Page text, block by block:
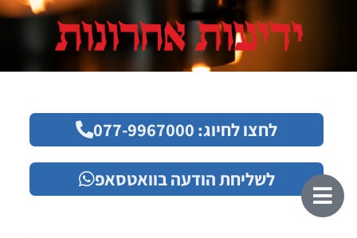
לחצו לחיוג: 077-9967000
לשליחת הודעה בוואטסאפ